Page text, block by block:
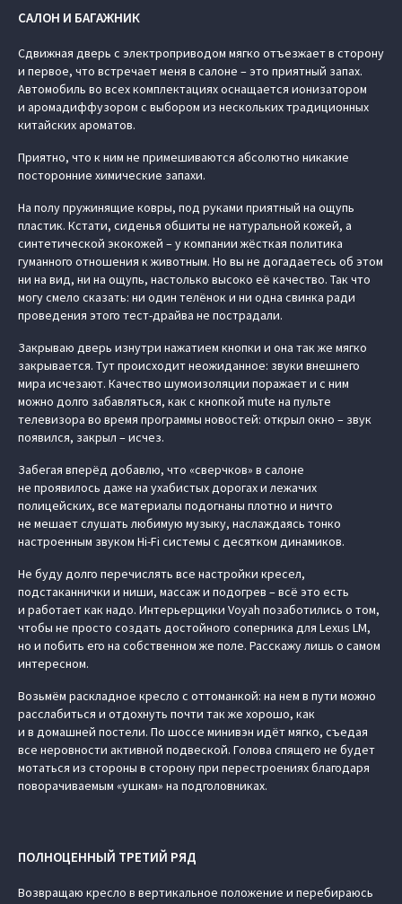
САЛОН И БАГАЖНИК
Сдвижная дверь с электроприводом мягко отъезжает в сторону
и первое, что встречает меня в салоне – это приятный запах.
Автомобиль во всех комплектациях оснащается ионизатором
и аромадиффузором с выбором из нескольких традиционных
китайских ароматов.
Приятно, что к ним не примешиваются абсолютно никакие
посторонние химические запахи.
На полу пружинящие ковры, под руками приятный на ощупь
пластик. Кстати, сиденья обшиты не натуральной кожей, а
синтетической экокожей – у компании жёсткая политика
гуманного отношения к животным. Но вы не догадаетесь об этом
ни на вид, ни на ощупь, настолько высоко её качество. Так что
могу смело сказать: ни один телёнок и ни одна свинка ради
проведения этого тест-драйва не пострадали.
Закрываю дверь изнутри нажатием кнопки и она так же мягко
закрывается. Тут происходит неожиданное: звуки внешнего
мира исчезают. Качество шумоизоляции поражает и с ним
можно долго забавляться, как с кнопкой mute на пульте
телевизора во время программы новостей: открыл окно – звук
появился, закрыл – исчез.
Забегая вперёд добавлю, что «сверчков» в салоне
не проявилось даже на ухабистых дорогах и лежачих
полицейских, все материалы подогнаны плотно и ничто
не мешает слушать любимую музыку, наслаждаясь тонко
настроенным звуком Hi-Fi системы с десятком динамиков.
Не буду долго перечислять все настройки кресел,
подстаканнички и ниши, массаж и подогрев – всё это есть
и работает как надо. Интерьерщики Voyah позаботились о том,
чтобы не просто создать достойного соперника для Lexus LM,
но и побить его на собственном же поле. Расскажу лишь о самом
интересном.
Возьмём раскладное кресло с оттоманкой: на нем в пути можно
расслабиться и отдохнуть почти так же хорошо, как
и в домашней постели. По шоссе минивэн идёт мягко, съедая
все неровности активной подвеской. Голова спящего не будет
мотаться из стороны в сторону при перестроениях благодаря
поворачиваемым «ушкам» на подголовниках.
ПОЛНОЦЕННЫЙ ТРЕТИЙ РЯД
Возвращаю кресло в вертикальное положение и перебираюсь